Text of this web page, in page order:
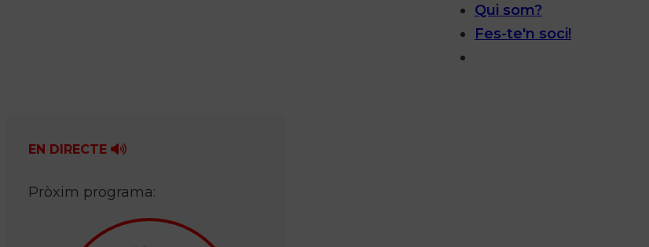
Qui som?
Fes-te'n soci!
EN DIRECTE
Pròxim programa: